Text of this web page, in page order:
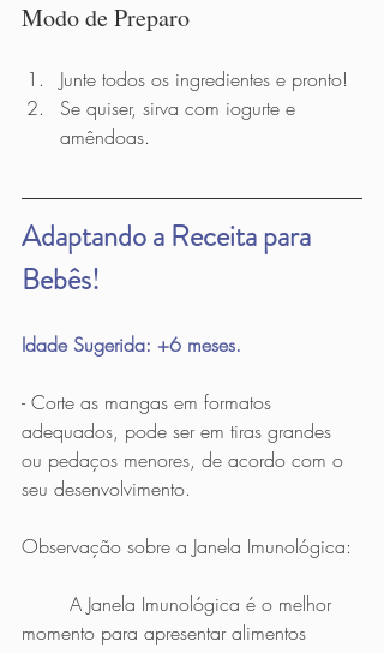
Modo de Preparo
Junte todos os ingredientes e pronto!
Se quiser, sirva com iogurte e
amêndoas.
Adaptando a Receita para
Bebês!
Idade Sugerida: +6 meses.
- Corte as mangas em formatos
adequados, pode ser em tiras grandes
ou pedaços menores, de acordo com o
seu desenvolvimento.
Observação sobre a Janela Imunológica:
momento para apresentar alimentos